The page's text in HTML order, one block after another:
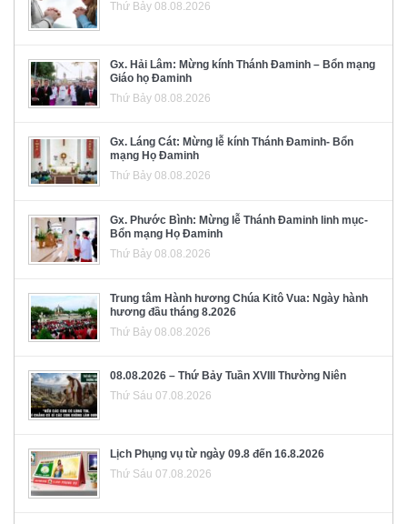
Thứ Bảy 08.08.2026
Gx. Hải Lâm: Mừng kính Thánh Đaminh – Bổn mạng
Giáo họ Đaminh
Thứ Bảy 08.08.2026
Gx. Láng Cát: Mừng lễ kính Thánh Đaminh- Bổn
mạng Họ Đaminh
Thứ Bảy 08.08.2026
Gx. Phước Bình: Mừng lễ Thánh Đaminh linh mục-
Bổn mạng Họ Đaminh
Thứ Bảy 08.08.2026
Trung tâm Hành hương Chúa Kitô Vua: Ngày hành
hương đầu tháng 8.2026
Thứ Bảy 08.08.2026
08.08.2026 – Thứ Bảy Tuần XVIII Thường Niên
Thứ Sáu 07.08.2026
Lịch Phụng vụ từ ngày 09.8 đến 16.8.2026
Thứ Sáu 07.08.2026